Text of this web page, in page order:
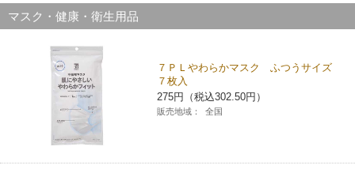
セブンプレミアム
食の安全・安心への取組み
プリペイドカード・金券
マルチコピー機でできること
マルチコピー機でできることトップ
プリント
便利なサービス
切手・はがき・印紙
チケットサービス
セブンチケット
セブン‐イレブンでお受取り
ニュースリリース
ごあいさつ
企業理念
会社概要
サステナビリティ
サステナビリティトップ
セブン＆アイ・ホールディングスの重点課題
サステナビリティ活動基本方針
加盟店オーナー募集
アルバイト情報 採用情報
マスク・健康・衛生用品
７ＰＬやわらかマスク ふつうサイズ
７枚入
275円（税込302.50円）
販売地域： 全国